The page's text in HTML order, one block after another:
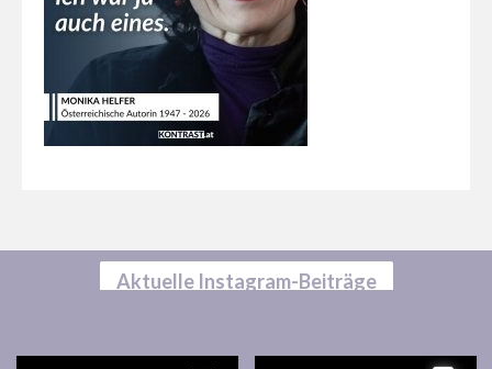
Aktuelle Instagram-Beiträge